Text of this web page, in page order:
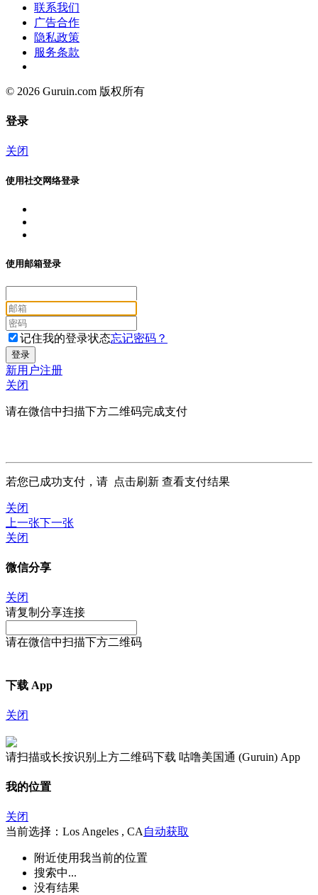
联系我们
广告合作
隐私政策
服务条款
© 2026 Guruin.com 版权所有
登录
关闭
使用社交网络登录
使用邮箱登录
记住我的登录状态忘记密码？
新用户注册
关闭
请在微信中扫描下方二维码完成支付
若您已成功支付，请 点击刷新 查看支付结果
关闭
上一张下一张
关闭
微信分享
关闭
请复制分享连接
请在微信中扫描下方二维码
下载 App
关闭
请扫描或长按识别上方二维码下载 咕噜美国通 (Guruin) App
我的位置
关闭
当前选择：Los Angeles , CA 自动获取
附近使用我当前的位置
搜索中...
没有结果